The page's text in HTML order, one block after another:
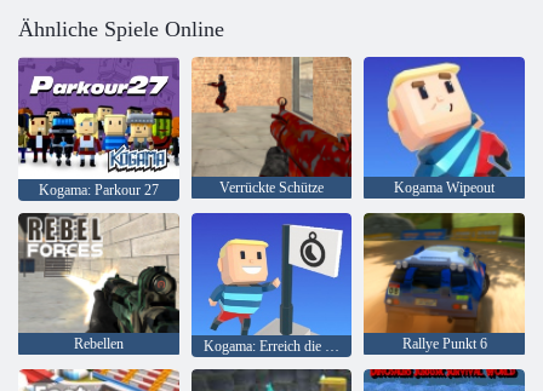
Ähnliche Spiele Online
Kogama: Parkour 27 Verrückte Schütze Kogama Wipeout
Rebellen Rallye Punkt 6